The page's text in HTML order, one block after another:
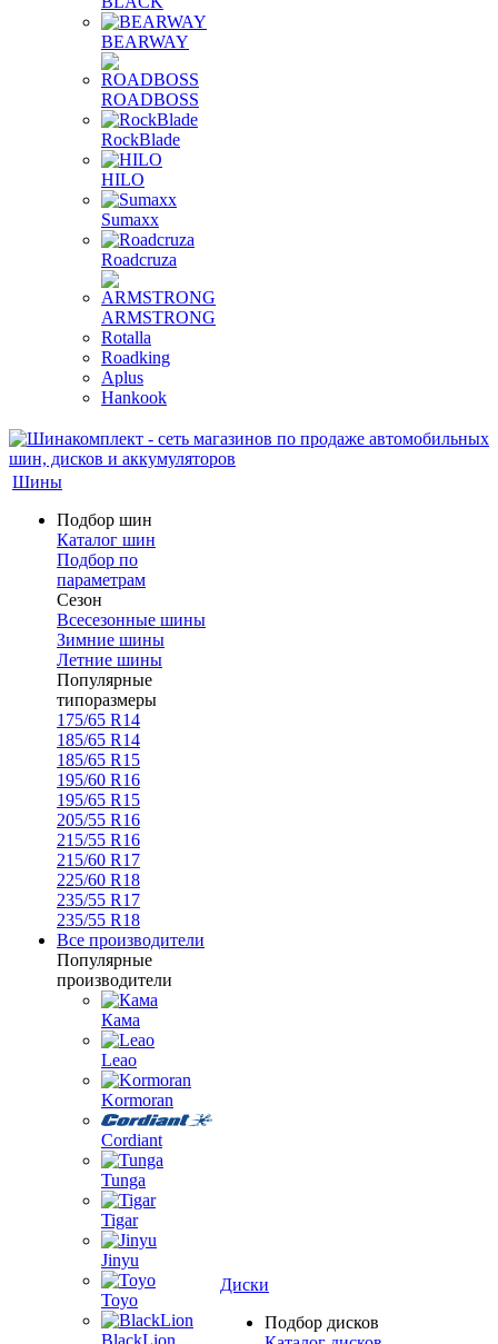
BEARWAY
ROADBOSS
RockBlade
HILO
Sumaxx
Roadcruza
ARMSTRONG
Rotalla
Roadking
Aplus
Hankook
Шины
Подбор шин
Каталог шин
Подбор по
параметрам
Сезон
Всесезонные шины
Зимние шины
Летние шины
Популярные
типоразмеры
175/65 R14
185/65 R14
185/65 R15
195/60 R16
195/65 R15
205/55 R16
215/55 R16
215/60 R17
225/60 R18
235/55 R17
235/55 R18
Все производители
Популярные
производители
Кама
Leao
Kormoran
Cordiant
Tunga
Tigar
Jinyu
Toyo
BlackLion
Диски
Подбор дисков